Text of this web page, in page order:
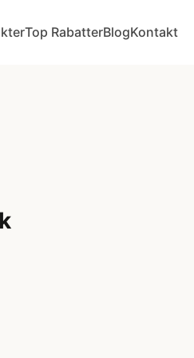
Top RabatterBlogKontakt